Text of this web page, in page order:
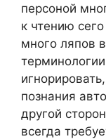
персоной
к чтению
много ляпов
познания
другой
всегда